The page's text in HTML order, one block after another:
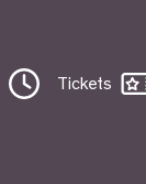
Tickets